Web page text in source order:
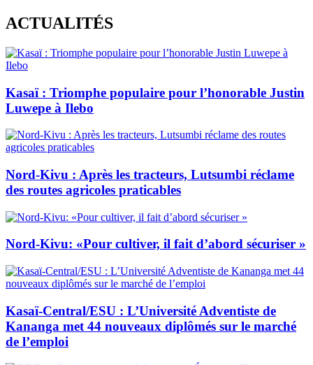
Skip
to
content
ACTUALITÉS
Kasaï : Triomphe populaire pour l’honorable Justin
Luwepe à Ilebo
Nord-Kivu : Après les tracteurs, Lutsumbi réclame
des routes agricoles praticables
Nord-Kivu: «Pour cultiver, il fait d’abord sécuriser »
Kasaï-Central/ESU : L’Université Adventiste de
Kananga met 44 nouveaux diplômés sur le marché
de l’emploi